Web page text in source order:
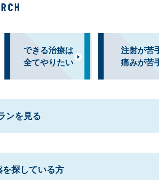
できる治療は
全てやりたい
注射が苦
痛みが苦
ンを見る
探している方